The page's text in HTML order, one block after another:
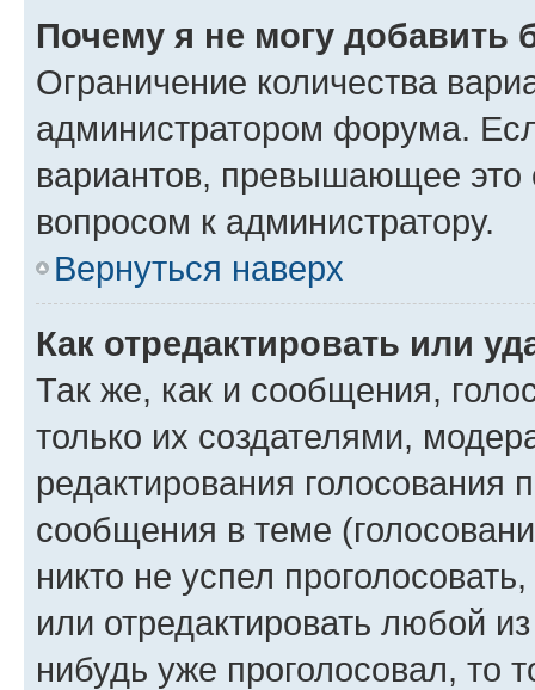
Почему я не могу добавить
Ограничение количества
администратором форума.
вариантов, превышающее это
вопросом к администратору.
Вернуться наверх
Как отредактировать или
Так же, как и сообщения,
только их создателями,
редактирования голосования
сообщения в теме
никто не успел
или отредактировать любой
нибудь уже проголосовал, то